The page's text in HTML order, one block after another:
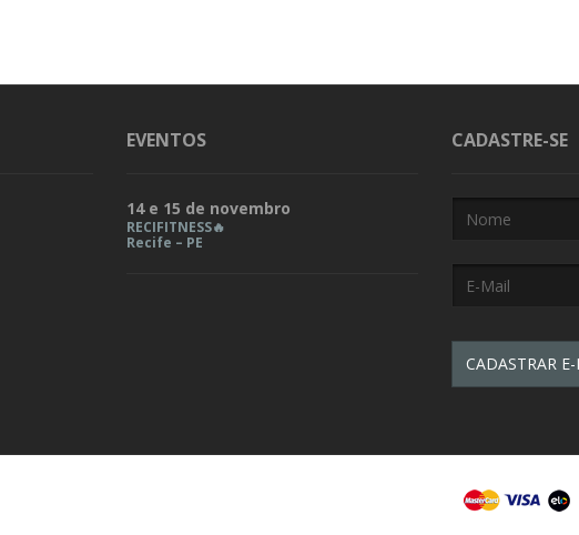
EVENTOS
14 e 15 de novembro
RECIFITNESS🔥
Recife – PE
CADASTRE-SE